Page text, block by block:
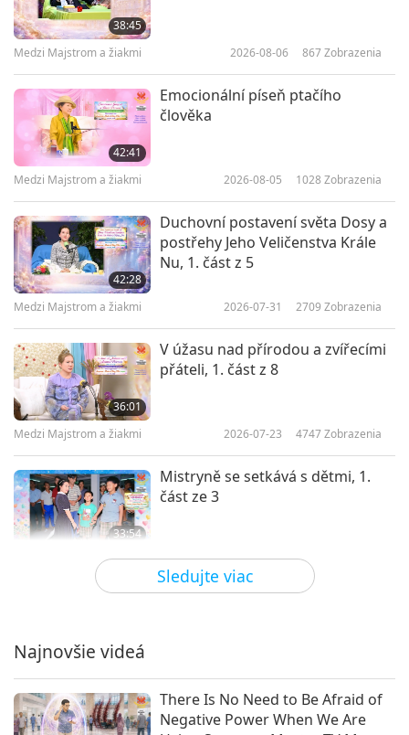
Sledujte viac
38:45
Medzi Majstrom a žiakmi 2026-08-06 867Zobrazenia
42:41
Emocionální píseň ptačího
člověka
Medzi Majstrom a žiakmi 2026-08-05 1028 Zobrazenia
42:28
Duchovní postavení světa Dosy a
postřehy Jeho Veličenstva Krále
Nu, 1. část z 5
Medzi Majstrom a žiakmi 2026-07-31 2709 Zobrazenia
36:01
V úžasu nad přírodou a zvířecími
přáteli, 1. část z 8
Medzi Majstrom a žiakmi 2026-07-23 4747Zobrazenia
33:54
Mistryně se setkává s dětmi, 1.
část ze 3
Medzi Majstrom a žiakmi 2026-07-20 3138
36:23
Rozhovor Mistryně s horlivými
Najnovšie videá
There Is No Need to Be Afraid of
Negative Power When We Are